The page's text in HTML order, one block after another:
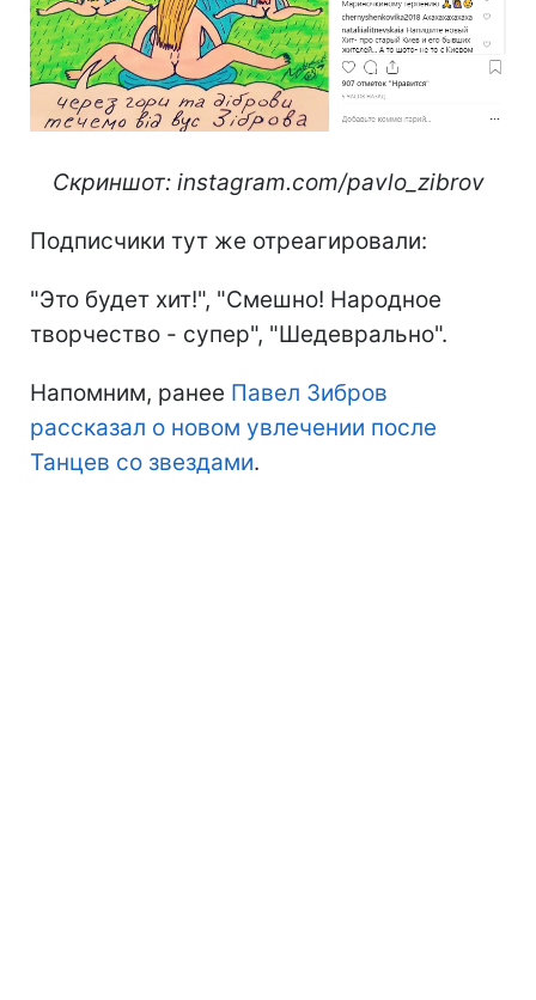
Скриншот: instagram.com/pavlo_zibrov
Подписчики тут же отреагировали:
"Это будет хит!", "Смешно! Народное
творчество - супер", "Шедеврально".
Напомним, ранее Павел Зибров
рассказал о новом увлечении после
Танцев со звездами.